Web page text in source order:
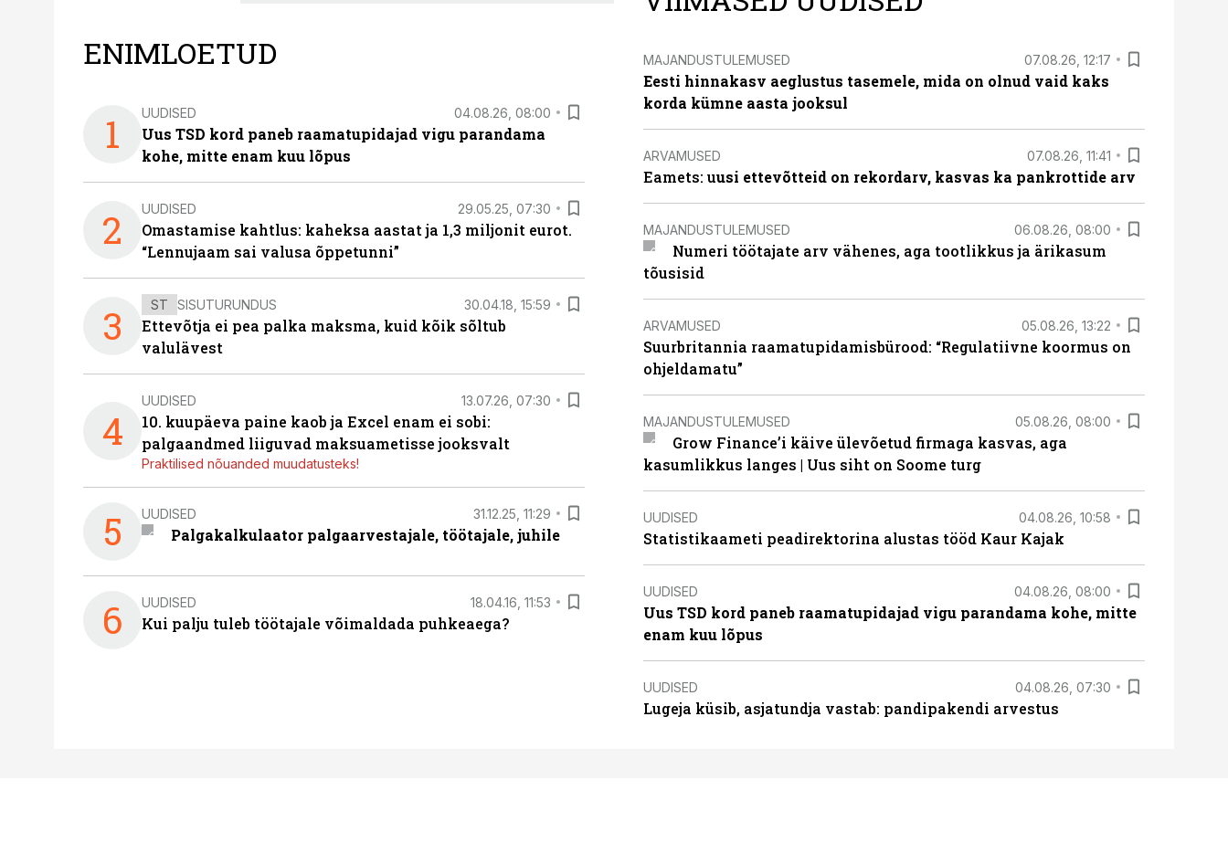
ENIMLOETUD
1 UUDISED 04.08.26, 08:00
Uus TSD kord paneb raamatupidajad vigu parandama
kohe, mitte enam kuu lõpus
2 UUDISED 29.05.25, 07:30
Omastamise kahtlus: kaheksa aastat ja 1,3 miljonit eurot.
“Lennujaam sai valusa õppetunni”
3 ST SISUTURUNDUS 30.04.18, 15:59
Ettevõtja ei pea palka maksma, kuid kõik sõltub
valulävest
4
UUDISED 13.07.26, 07:30
10. kuupäeva paine kaob ja Excel enam ei sobi:
palgaandmed liiguvad maksuametisse jooksvalt
Praktilised nõuanded muudatusteks!
5 UUDISED 31.12.25, 11:29
Palgakalkulaator palgaarvestajale, töötajale, juhile
6 UUDISED 18.04.16, 11:53
Kui palju tuleb töötajale võimaldada puhkeaega?
MAJANDUSTULEMUSED 07.08.26, 12:17
Eesti hinnakasv aeglustus tasemele, mida on olnud vaid kaks
korda kümne aasta jooksul
ARVAMUSED 07.08.26, 11:41
Eamets: uusi ettevõtteid on rekordarv, kasvas ka pankrottide arv
MAJANDUSTULEMUSED 06.08.26, 08:00
Numeri töötajate arv vähenes, aga tootlikkus ja ärikasum
tõusisid
ARVAMUSED 05.08.26, 13:22
Suurbritannia raamatupidamisbürood: “Regulatiivne koormus on
ohjeldamatu”
MAJANDUSTULEMUSED 05.08.26, 08:00
Grow Finance’i käive ülevõetud firmaga kasvas, aga
kasumlikkus langes | Uus siht on Soome turg
UUDISED 04.08.26, 10:58
Statistikaameti peadirektorina alustas tööd Kaur Kajak
UUDISED 04.08.26, 08:00
Uus TSD kord paneb raamatupidajad vigu parandama kohe, mitte
enam kuu lõpus
UUDISED 04.08.26, 07:30
Lugeja küsib, asjatundja vastab: pandipakendi arvestus